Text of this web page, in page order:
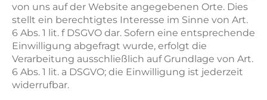
von uns auf der Website angegebenen Orte. Dies
stellt ein berechtigtes Interesse im Sinne von Art.
6 Abs. 1 lit. f DSGVO dar. Sofern eine entsprechende
Einwilligung abgefragt wurde, erfolgt die
Verarbeitung ausschließlich auf Grundlage von Art.
6 Abs. 1 lit. a DSGVO; die Einwilligung ist jederzeit
widerrufbar.